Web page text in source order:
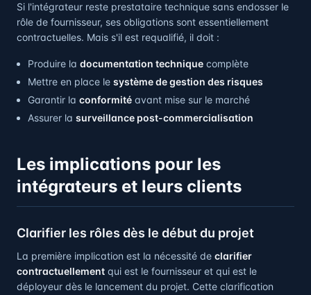
Si l'intégrateur reste prestataire technique sans endosser le
rôle de fournisseur, ses obligations sont essentiellement
contractuelles. Mais s'il est requalifié, il doit :
Produire la documentation technique complète
Mettre en place le système de gestion des risques
Garantir la conformité avant mise sur le marché
Assurer la surveillance post-commercialisation
Les implications pour les
intégrateurs et leurs clients
Clarifier les rôles dès le début du projet
La première implication est la nécessité de clarifier
contractuellement qui est le fournisseur et qui est le
déployeur dès le lancement du projet. Cette clarification